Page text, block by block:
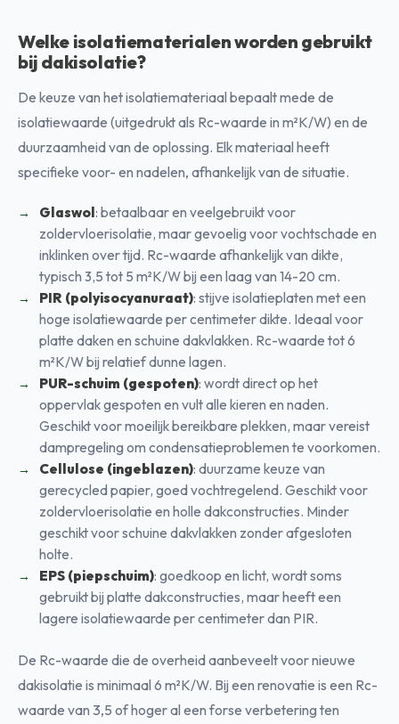
Welke isolatiematerialen worden gebruikt
bij dakisolatie?
De keuze van het isolatiemateriaal bepaalt mede de
isolatiewaarde (uitgedrukt als Rc-waarde in m²K/W) en de
duurzaamheid van de oplossing. Elk materiaal heeft
specifieke voor- en nadelen, afhankelijk van de situatie.
Glaswol: betaalbaar en veelgebruikt voor
zoldervloerisolatie, maar gevoelig voor vochtschade en
inklinken over tijd. Rc-waarde afhankelijk van dikte,
typisch 3,5 tot 5 m²K/W bij een laag van 14-20 cm.
PIR (polyisocyanuraat): stijve isolatieplaten met een
hoge isolatiewaarde per centimeter dikte. Ideaal voor
platte daken en schuine dakvlakken. Rc-waarde tot 6
m²K/W bij relatief dunne lagen.
PUR-schuim (gespoten): wordt direct op het
oppervlak gespoten en vult alle kieren en naden.
Geschikt voor moeilijk bereikbare plekken, maar vereist
dampregeling om condensatieproblemen te voorkomen.
Cellulose (ingeblazen): duurzame keuze van
gerecycled papier, goed vochtregelend. Geschikt voor
zoldervloerisolatie en holle dakconstructies. Minder
geschikt voor schuine dakvlakken zonder afgesloten
holte.
EPS (piepschuim): goedkoop en licht, wordt soms
gebruikt bij platte dakconstructies, maar heeft een
lagere isolatiewaarde per centimeter dan PIR.
De Rc-waarde die de overheid aanbeveelt voor nieuwe
dakisolatie is minimaal 6 m²K/W. Bij een renovatie is een Rc-
waarde van 3,5 of hoger al een forse verbetering ten